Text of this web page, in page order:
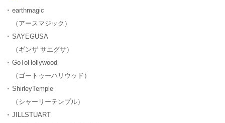
earthmagic
（アースマジック）
SAYEGUSA
（ギンザ サエグサ）
GoToHollywood
（ゴートゥーハリウッド）
ShirleyTemple
（シャーリーテンプル）
JILLSTUART